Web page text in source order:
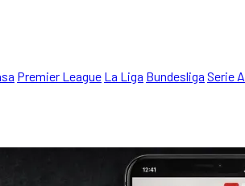
Premier League La Liga Bundesliga Serie A